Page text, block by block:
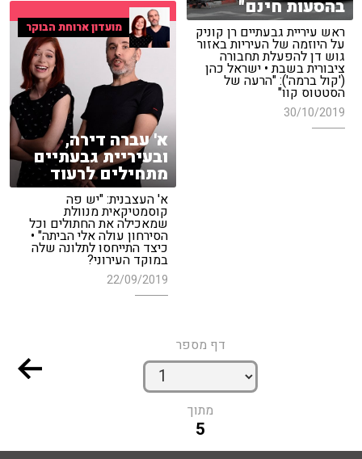
בהסעות חינם"
ראש עיריית גבעתיים רן קוניק
על היוזמה של העיריות באזור
גוש דן להפעלת תחבורה
ציבורית בשבת • ישראל כהן
('קול ברמה'): "הרעה של
הסטטוס קוו"
30/10/2019
מועדון ארוחת הבוקר
א' עברה דירה,
ובעיריית גבעתיים
מתחילים לרעוד
א' העצבנית: "יש פה
קוסמטיקאית מנוולת
שמאכילה את החתולים וכל
הסירחון עולה אלי הביתה" •
כיצד התייחסו לתלונה שלה
במוקד העירוני?
22/09/2019
דף מספר
מתוך
5